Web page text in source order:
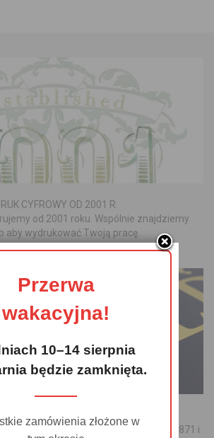
CYFROWY OD 2001 R.
od 2001 roku. Wspólnie znajdziemy
aby wydrukować Twoją pracę.
ZŁOTY I SREBRNY
metalicznymi złotym Pantone 871 i
Przerwa
wakacyjna!
10–14 sierpnia
będzie zamknięta.
zamówienia złożone w